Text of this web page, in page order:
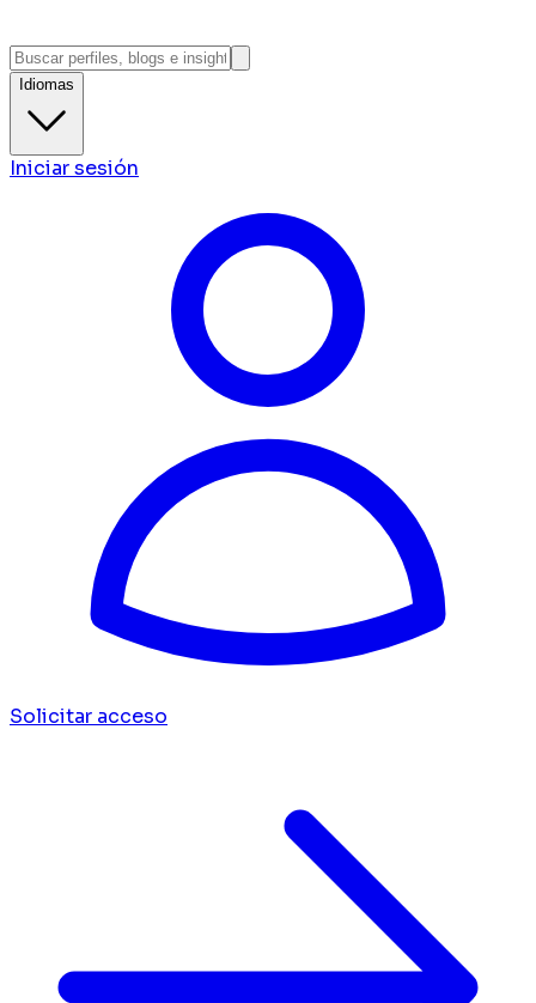
Idiomas
Iniciar sesión
Solicitar acceso